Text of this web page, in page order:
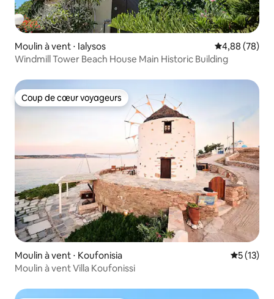
Moulin à vent ⋅ Ialysos Évaluation
4,88 (78)
Windmill Tower Beach House Main Historic Building
Coup de cœur voyageurs
Coup de cœur voyageurs
Moulin à vent ⋅ Koufonisia
5 (13)
Moulin à vent Villa Koufonissi